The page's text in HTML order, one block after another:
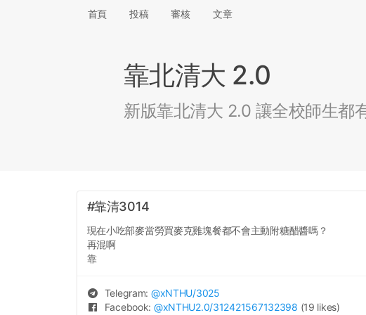
首頁 投稿 審核 文章
靠北清大 2.0
新版靠北清大 2.0 讓全校師生都
#靠清3014
現在小吃部麥當勞買麥克雞塊餐都不會主動附糖醋醬嗎？
再混啊
靠
Telegram: @xNTHU/3025
Facebook: @xNTHU2.0/312421567132398 (19 likes)